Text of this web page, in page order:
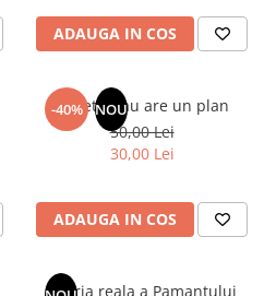
ADAUGA IN COS
-40% NOU
Sufletul tau are un plan
50,00 Lei
30,00 Lei
ADAUGA IN COS
Istoria reala a Pamantului